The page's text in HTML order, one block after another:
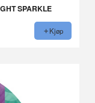
SPARKLE
Kjøp